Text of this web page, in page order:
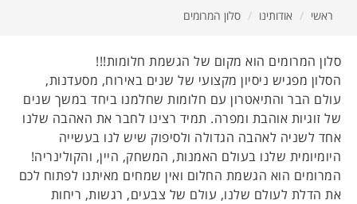
ראשי אודותינו סלון המרומים
סלון המרומים הוא מקום של הגשמת חלומות!!!
הסלון מפגיש ניסיון מקצועי של שנים באירוח, מסעדנות,
עולם הבר והתיאטרון עם חלומות שחלמנו ביחד במשך שנים
של זוגיות אוהבת ומפרה. תמיד רצינו לחבר את האהבה שלנו
אחד לשניה לאהבה הגדולה ולסיפוק שיש לנו בעשייה
היומיומית שלנו בעולם האמנות, המשחק, היין, והקולינריה!
המרומים הוא הגשמת החלום ואין שמחים מאיתנו לפתוח לכם
את הדלת לעולם שלנו, עולם של צבעים, רגשות, ריחות